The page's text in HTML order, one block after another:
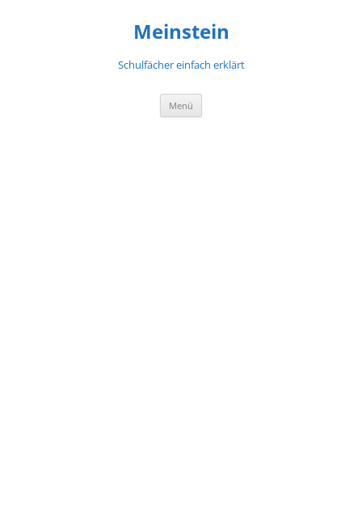
Meinstein
Schulfächer einfach erklärt
Menü